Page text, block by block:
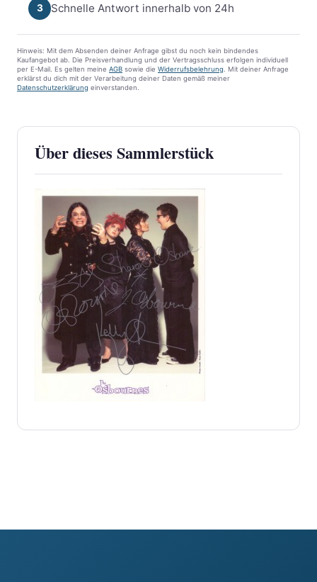
3 Schnelle Antwort innerhalb von 24h
Hinweis: Mit dem Absenden deiner Anfrage gibst du noch kein bindendes
Kaufangebot ab. Die Preisverhandlung und der Vertragsschluss erfolgen individuell
per E-Mail. Es gelten meine AGB sowie die Widerrufsbelehrung . Mit deiner Anfrage
erklärst du dich mit der Verarbeitung deiner Daten gemäß meiner
Datenschutzerklärung einverstanden.
Über dieses Sammlerstück